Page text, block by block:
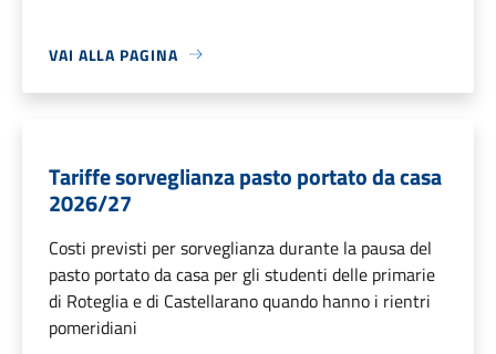
VAI ALLA PAGINA
Tariffe sorveglianza pasto portato da casa
2026/27
Costi previsti per sorveglianza durante la pausa del
pasto portato da casa per gli studenti delle primarie
di Roteglia e di Castellarano quando hanno i rientri
pomeridiani